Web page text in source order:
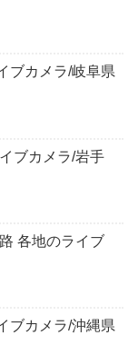
ブカメラ/岐阜県
ブカメラ/岩手
各地のライブ
ブカメラ/沖縄県